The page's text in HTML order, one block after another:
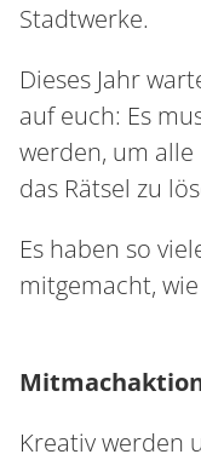
Stadtwerke.
Dieses Jahr
auf euch: Es
werden, um
das Rätsel zu
Es haben so
mitgemacht,
Kreativ werden